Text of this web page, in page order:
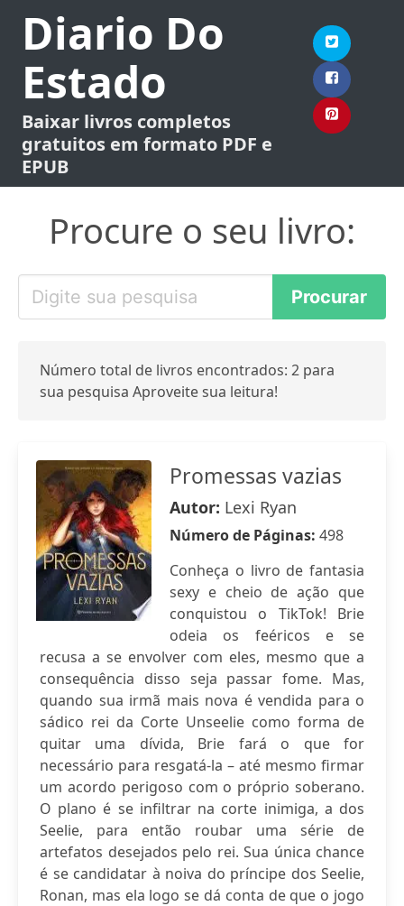
Diario Do
Estado
Baixar livros completos
gratuitos em formato PDF e
EPUB
Procure o seu livro:
Número total de livros encontrados: 2 para
sua pesquisa Aproveite sua leitura!
Promessas vazias
Autor: Lexi Ryan
Número de Páginas: 498
Conheça o livro de fantasia
sexy e cheio de ação que
conquistou o TikTok! Brie
odeia os feéricos e se
recusa a se envolver com eles, mesmo que a
consequência disso seja passar fome. Mas,
quando sua irmã mais nova é vendida para o
sádico rei da Corte Unseelie como forma de
quitar uma dívida, Brie fará o que for
necessário para resgatá-la – até mesmo firmar
um acordo perigoso com o próprio soberano.
O plano é se infiltrar na corte inimiga, a dos
Seelie, para então roubar uma série de
artefatos desejados pelo rei. Sua única chance
é se candidatar à noiva do príncipe dos Seelie,
Ronan, mas ela logo se dá conta de que o jogo